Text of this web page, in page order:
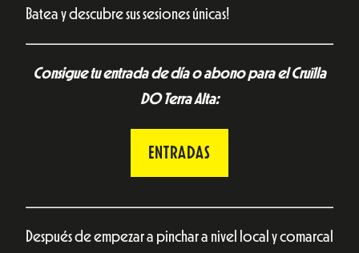
Batea y descubre sus sesiones únicas!
Consigue tu entrada de día o abono para el Cruïlla
DO Terra Alta:
ENTRADAS
Después de empezar a pinchar a nivel local y comarcal